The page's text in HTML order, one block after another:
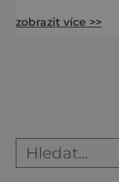
zobrazit více >>